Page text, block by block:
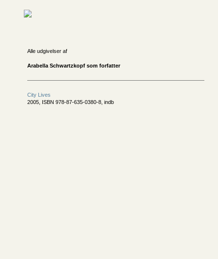
Alle udgivelser af
Arabella Schwartzkopf som forfatter
City Lives
2005, ISBN 978-87-635-0380-8, indb